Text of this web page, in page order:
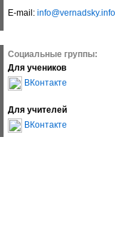
E-mail: info@vernadsky.info
Социальные группы:
Для учеников
ВКонтакте
Для учителей
ВКонтакте